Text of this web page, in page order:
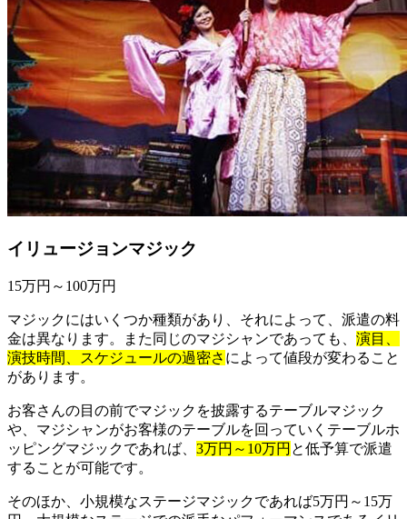
イリュージョンマジック
15万円～100万円
マジックにはいくつか種類があり、それによって、派遣の料
金は異なります。また同じのマジシャンであっても、 演目、
演技時間、スケジュールの過密さ によって値段が変わること
があります。
お客さんの目の前でマジックを披露するテーブルマジック
や、マジシャンがお客様のテーブルを回っていくテーブルホ
ッピングマジックであれば、 3万円～10万円 と低予算で派遣
することが可能です。
そのほか、小規模なステージマジックであれば5万円～15万